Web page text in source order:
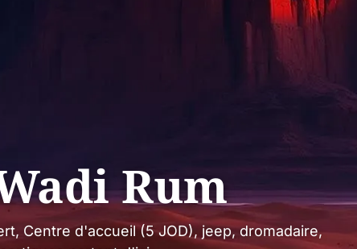
Rum
Centre d'accueil (5 JOD), jeep, dromadaire,